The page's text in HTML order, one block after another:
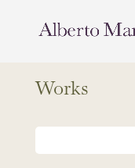
Works